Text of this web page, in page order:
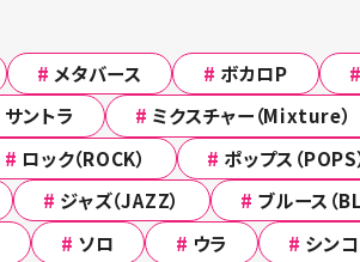
# メタバース # ボカロP #
サントラ # ミクスチャー（Mixture）
# ロック（ROCK） # ポップス（POPS
# ジャズ（JAZZ） # ブルース（
# ソロ # ウラ # シン